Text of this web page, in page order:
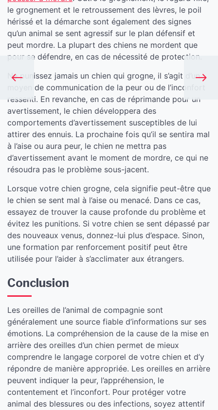
le grognement et le retroussement des lèvres, le poil
hérissé et la démarche sont également des signes
qu’un animal se sent agressif sur le plan défensif et
peut mordre. La plupart des chiens ne mordent que
pour se défendre, en cas de nécessité de protection.
Ne punissez jamais un chien qui grogne, il s’agit d’un
moyen de communication de la peur ou de l’inconfort
ressenti. En revanche, en cas de réprimande pour un
avertissement, le chien développera des
comportements d’avertissement susceptibles de lui
attirer des ennuis. La prochaine fois qu’il se sentira mal
à l’aise ou aura peur, le chien ne mettra pas
d’avertissement avant le moment de mordre, ce qui ne
résoudra pas le problème sous-jacent.
Lorsque votre chien grogne, cela signifie peut-être que
le chien se sent mal à l’aise ou menacé. Dans ce cas,
essayez de trouver la cause profonde du problème et
évitez les punitions. Si votre chien se sent dépassé par
des nouveaux venus, donnez-lui plus d’espace. Sinon,
une formation par renforcement positif peut être
utilisée pour l’aider à s’acclimater aux étrangers.
​Conclusion
Les oreilles de l’animal de compagnie sont
généralement une source fiable d’informations sur ses
émotions. La compréhension de la cause de la mise en
arrière des oreilles d’un chien permet de mieux
comprendre le langage corporel de votre chien et d’y
répondre de manière appropriée. Les oreilles en arrière
peuvent indiquer la peur, l’appréhension, le
contentement et l’inconfort. Pour protéger votre
animal des blessures ou des infections, soyez attentif